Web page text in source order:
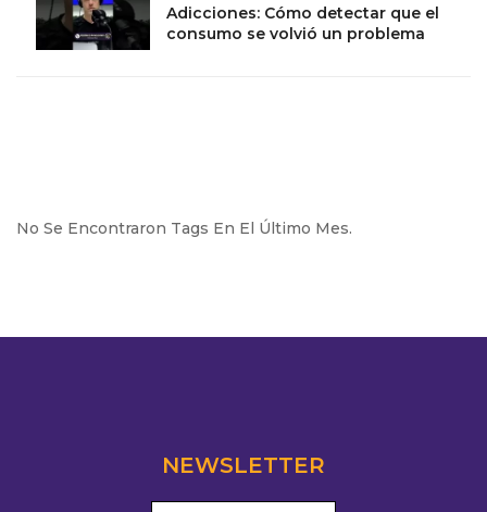
Adicciones: Cómo detectar que el
consumo se volvió un problema
No Se Encontraron Tags En El Último Mes.
NEWSLETTER